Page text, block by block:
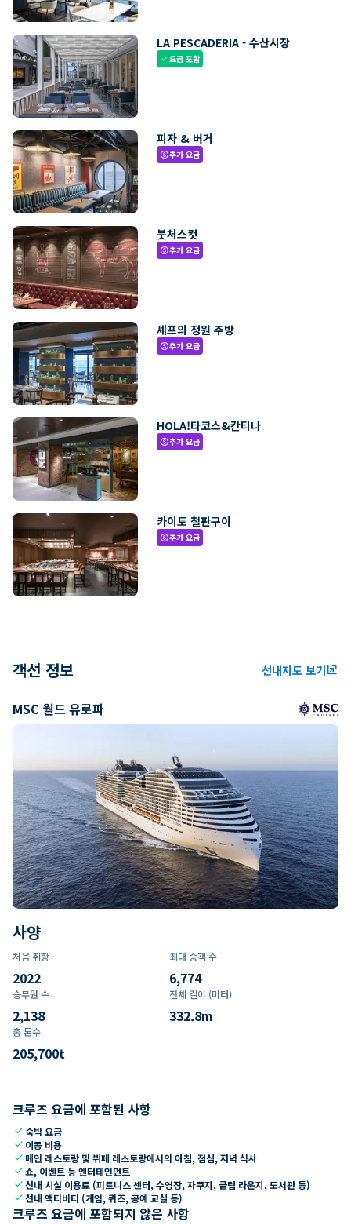
LA PESCADERIA - 수산시장
check요금 포함
피자 & 버거
paid추가 요금
붓처스컷
paid추가 요금
셰프의 정원 주방
paid추가 요금
HOLA!타코스&칸티나
paid추가 요금
카이토 철판구이
paid추가 요금
객선 정보 선내지도 보기ungroup
MSC 월드 유로파
사양
처음 취항
2022
최대 승객 수
6,774
승무원 수
2,138
전체 길이 (미터)
332.8m
총 톤수
205,700t
크루즈 요금에 포함된 사항
check숙박 요금
check 이동 비용
check 메인 레스토랑 및 뷔페 레스토랑에서의 아침, 점심, 저녁 식사
check쇼, 이벤트 등 엔터테인먼트
check선내 시설 이용료 (피트니스 센터, 수영장, 자쿠지, 클럽 라운지, 도서관 등)
check선내 액티비티 (게임, 퀴즈, 공예 교실 등)
크루즈 요금에 포함되지 않은 사항